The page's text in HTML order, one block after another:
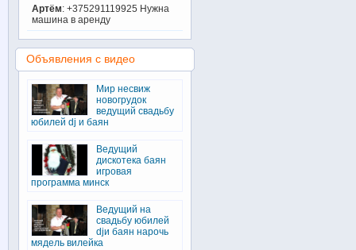
Артём: +375291119925 Нужна
машина в аренду
Объявления с видео
Мир несвиж
новогрудок
ведущий свадьбу
юбилей dj и баян
Ведущий
дискотека баян
игровая
программа минск
Ведущий на
свадьбу юбилей
djи баян нарочь
мядель вилейка